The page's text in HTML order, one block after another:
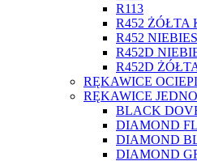
R113
R452 ŻÓŁTA
R452
R452D
R452D
RĘKAWICE
RĘKAWICE
BLACK
DIAMOND
DIAMOND
DIAMOND